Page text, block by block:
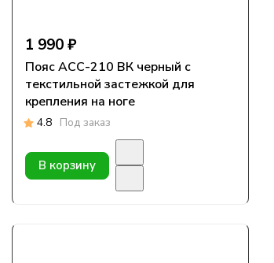
1 990 ₽
Пояс АСС-210 ВК черный с
текстильной застежкой для
крепления на ноге
4.8 Под заказ
В корзину